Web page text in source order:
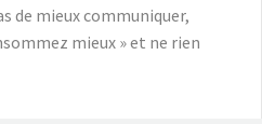
de mieux communiquer,
mieux » et ne rien